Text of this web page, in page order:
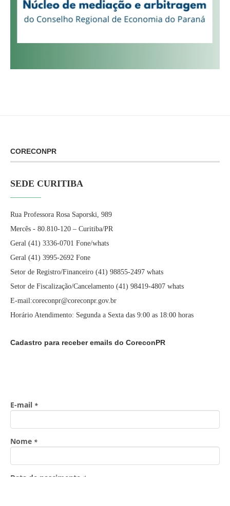
CORECONPR
SEDE CURITIBA
Rua Professora Rosa Saporski, 989
Mercês - 80.810-120 – Curitiba/PR
Geral (41) 3336-0701 Fone/whats
Geral (41) 3995-2692 Fone
Setor de Registro/Financeiro (41) 98855-2497 whats
Setor de Fiscalização/Cancelamento (41) 98419-4807 whats
E-mail:coreconpr@coreconpr.gov.br
Horário Atendimento: Segunda a Sexta das 9:00 as 18:00 horas
Cadastro para receber emails do CoreconPR